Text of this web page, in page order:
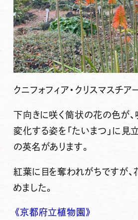
クニフォフィア・クリスマスチア
下向きに咲く筒状の花の色が
変化する姿を「たいまつ」に見
の英名があります。
紅葉に目を奪われがちですが、
めました。
《京都府立植物園》